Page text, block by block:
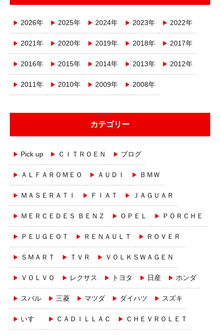
2026年 2025年 2024年 2023年 2022年
2021年 2020年 2019年 2018年 2017年
2016年 2015年 2014年 2013年 2012年
2011年 2010年 2009年 2008年
カテゴリー
Pick up ＣＩＴＲＯＥＮ ブログ
ＡＬＦＡＲＯＭＥＯ ＡＵＤＩ ＢＭＷ
ＭＡＳＥＲＡＴＩ ＦＩＡＴ ＪＡＧＵＡＲ
ＭＥＲＣＥＤＥＳ ＢＥＮＺ ＯＰＥＬ ＰＯＲＣＨＥ
ＰＥＵＧＥＯＴ ＲＥＮＡＵＬＴ ＲＯＶＥＲ
ＳＭＡＲＴ ＴＶＲ ＶＯＬＫＳＷＡＧＥＮ
ＶＯＬＶＯ レクサス トヨタ 日産 ホンダ
スバル 三菱 マツダ ダイハツ スズキ
いすゞ ＣＡＤＩＬＬＡＣ ＣＨＥＶＲＯＬＥＴ